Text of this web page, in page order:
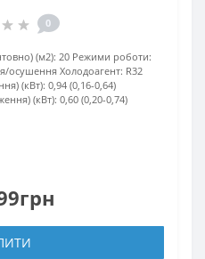
0
(м2): 20 Режими роботи:
осушення Холодоагент: R32
(кВт): 0,94 (0,16-0,64)
(кВт): 0,60 (0,20-0,74)